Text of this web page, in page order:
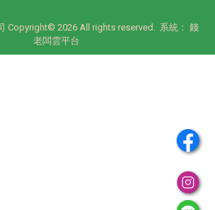
Copyright© 2026 All rights reserved. 系統： 錢
老闆雲平台